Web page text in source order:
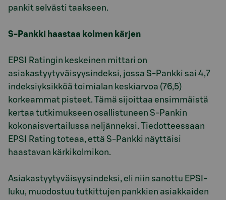
pankit selvästi taakseen.
S-Pankki haastaa kolmen kärjen
EPSI Ratingin keskeinen mittari on
asiakastyytyväisyysindeksi, jossa S-Pankki sai 4,7
indeksiyksikköä toimialan keskiarvoa (76,5)
korkeammat pisteet. Tämä sijoittaa ensimmäistä
kertaa tutkimukseen osallistuneen S-Pankin
kokonaisvertailussa neljänneksi. Tiedotteessaan
EPSI Rating toteaa, että S-Pankki näyttäisi
haastavan kärkikolmikon.
Asiakastyytyväisyysindeksi, eli niin sanottu EPSI-
luku, muodostuu tutkittujen pankkien asiakkaiden